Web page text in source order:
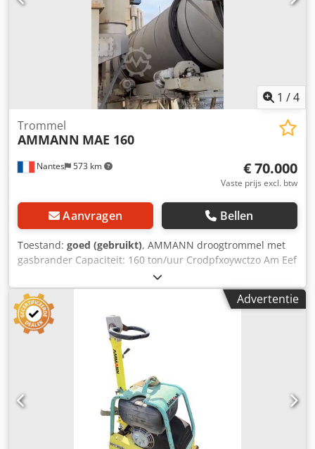
1 /4
Nantes 573 km
Trommel
AMMANN MAE 160
€ 70.000
Vaste prijs excl. btw
Aanvragen Bellen
Toestand: goed (gebruikt), AMMANN droogtrommel met
gasbrander Capaciteit: 160 ton/uur Crodpfxoywctzo Am Eef
Advertentie